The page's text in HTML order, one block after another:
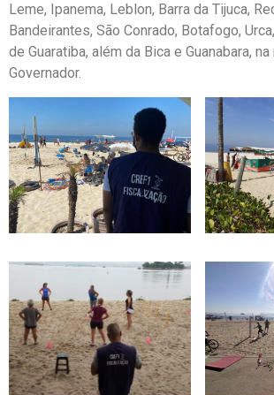
Leme, Ipanema, Leblon, Barra da Tijuca,
Bandeirantes, São Conrado, Botafogo,
de Guaratiba, além da Bica e Guanabara,
Governador.